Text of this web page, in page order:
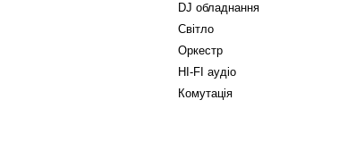
DJ обладнання
Світло
Оркестр
HI-FI аудіо
Комутація